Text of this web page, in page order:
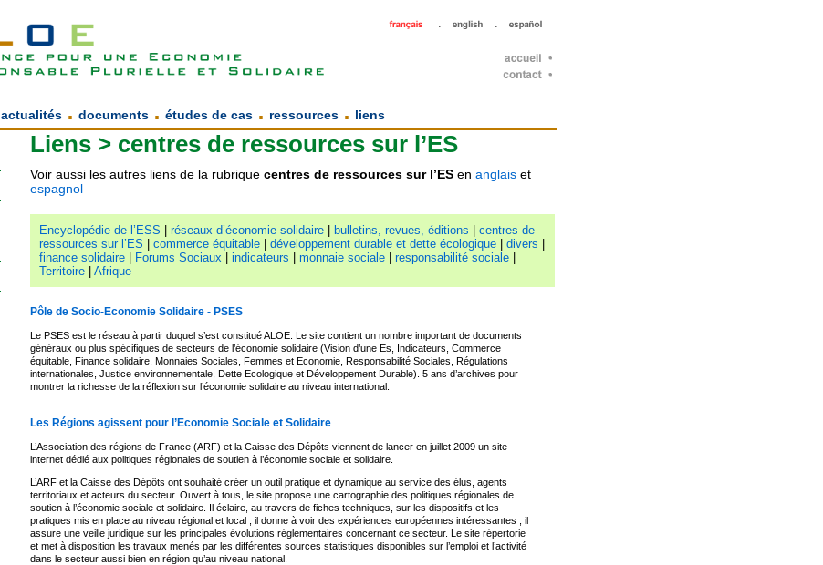
actualités . documents . études de cas . ressources . liens
Liens > centres de ressources sur l’ES
Voir aussi les autres liens de la rubrique centres de ressources sur l’ES enanglais et
espagnol
Encyclopédie de l’ESS |réseaux d’économie solidaire bulletins, revues, éditions |centres de
ressources sur l’ES |commerce équitable |développement durable et dette écologique |divers
finance solidaire
Forums Sociaux |indicateurs |monnaie sociale |responsabilité sociale
Territoire |Afrique
Pôle de Socio-Economie Solidaire - PSES
Le PSES est le réseau à partir duquel s’est constitué ALOE. Le site contient un nombre important de documents
généraux ou plus spécifiques de secteurs de l’économie solidaire (Vision d’une Es, Indicateurs, Commerce
équitable, Finance solidaire, Monnaies Sociales, Femmes et Economie, Responsabilité Sociales, Régulations
internationales, Justice environnementale, Dette Ecologique et Développement Durable). 5 ans d’archives pour
montrer la richesse de la réflexion sur l’économie solidaire au niveau international.
Les Régions agissent pour l’Economie Sociale et Solidaire
L’Association des régions de France (ARF) et la Caisse des Dépôts viennent de lancer en juillet 2009 un site
internet dédié aux politiques régionales de soutien à l’économie sociale et solidaire.
L’ARF et la Caisse des Dépôts ont souhaité créer un outil pratique et dynamique au service des élus, agents
territoriaux et acteurs du secteur. Ouvert à tous, le site propose une cartographie des politiques régionales de
soutien à l’économie sociale et solidaire. Il éclaire, au travers de fiches techniques, sur les dispositifs et les
pratiques mis en place au niveau régional et local ; il donne à voir des expériences européennes intéressantes ; il
assure une veille juridique sur les principales évolutions réglementaires concernant ce secteur. Le site répertorie
et met à disposition les travaux menés par les différentes sources statistiques disponibles sur l’emploi et l’activité
dans le secteur aussi bien en région qu’au niveau national.